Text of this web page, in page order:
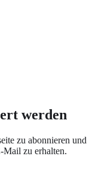
werden
zu abonnieren und
Mail zu erhalten.